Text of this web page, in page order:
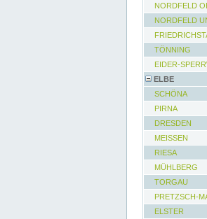
NORDFELD
NORDFELD
TÖNNING
EIDER-
ELBE
SCHÖNA
PIRNA
DRESDEN
MEISSEN
RIESA
MÜHLBERG
TORGAU
PRETZSCH-
ELSTER